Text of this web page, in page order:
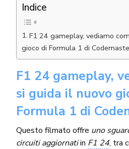
Indice
F1 24 gameplay, vediamo
gioco di Formula 1 di
F1 24 gameplay,
si guida il nuovo
Formula 1 di
Questo filmato offre uno
circuiti aggiornatiin F1 24, tra